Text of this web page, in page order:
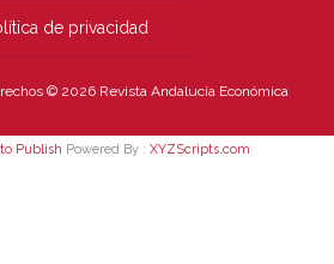
de privacidad
© 2026 Revista Andalucía Económica
Publish Powered By : XYZScripts.com